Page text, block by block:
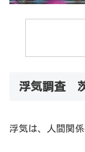
浮気調査
浮気は、人間関